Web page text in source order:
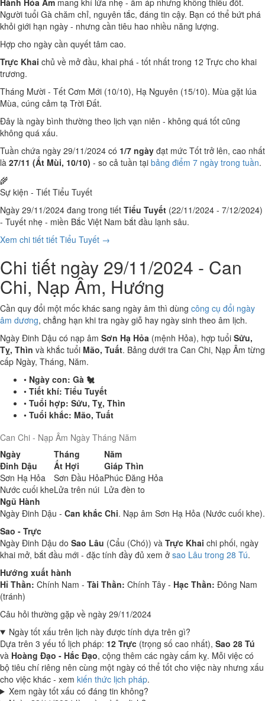
Hành Hỏa Âm mang khí lửa nhẹ - ấm áp nhưng không thiêu đốt.
Người tuổi Gà chăm chỉ, nguyên tắc, đáng tin cậy. Bạn có thể bứt phá
khỏi giới hạn ngày - nhưng cần tiêu hao nhiều năng lượng.
Hợp cho ngày cần quyết tâm cao.
Trực Khai chủ về mở đầu, khai phá - tốt nhất trong 12 Trực cho khai
trương.
Tháng Mười - Tết Cơm Mới (10/10), Hạ Nguyên (15/10). Mùa gặt lúa
Mùa, cúng cảm tạ Trời Đất.
Đây là ngày bình thường theo lịch vạn niên - không quá tốt cũng
không quá xấu.
Tuần chứa ngày 29/11/2024 có 1/7 ngày đạt mức Tốt trở lên, cao nhất
là 27/11 (Ất Mùi, 10/10) - so cả tuần tại bảng điểm 7 ngày trong tuần.
🌾
Sự kiện - Tiết Tiểu Tuyết
Ngày 29/11/2024 đang trong tiết Tiểu Tuyết (22/11/2024 - 7/12/2024)
- Tuyết nhẹ - miền Bắc Việt Nam bắt đầu lạnh sâu.
Xem chi tiết tiết Tiểu Tuyết →
Chi tiết ngày 29/11/2024 - Can
Chi, Nạp Âm, Hướng
Cần quy đổi một mốc khác sang ngày âm thì dùng công cụ đổi ngày
âm dương, chẳng hạn khi tra ngày giỗ hay ngày sinh theo âm lịch.
Ngày Đinh Dậu có nạp âm Sơn Hạ Hỏa (mệnh Hỏa), hợp tuổi Sửu,
Tỵ, Thìn và khắc tuổi Mão, Tuất. Bảng dưới tra Can Chi, Nạp Âm từng
cấp Ngày, Tháng, Năm.
• Ngày con: Gà 🐔
• Tiết khí: Tiểu Tuyết
• Tuổi hợp: Sửu, Tỵ, Thìn
• Tuổi khắc: Mão, Tuất
Can Chi - Nạp Âm Ngày Tháng Năm
Ngày
Tháng
Năm
Đinh Dậu
Ất Hợi
Giáp Thìn
Sơn Hạ Hỏa
Sơn Đầu HỏaPhúc Đăng Hỏa
Nước cuối kheLửa trên núi Lửa đèn to
Ngũ Hành
Ngày Đinh Dậu - Can khắc Chi. Nạp âm Sơn Hạ Hỏa (Nước cuối khe).
Sao - Trực
Ngày Đinh Dậu do Sao Lâu (Cẩu (Chó)) và Trực Khai chi phối, ngày
khai mở, bắt đầu mới - đặc tính đầy đủ xem ở sao Lâu trong 28 Tú.
Hướng xuất hành
Hỉ Thần: Chính Nam - Tài Thần: Chính Tây - Hạc Thần: Đông Nam
(tránh)
Câu hỏi thường gặp về ngày 29/11/2024
Ngày tốt xấu trên lịch này được tính dựa trên gì?
Dựa trên 3 yếu tố lịch pháp: 12 Trực (trọng số cao nhất), Sao 28 Tú
và Hoàng Đạo - Hắc Đạo, cộng thêm các ngày cấm kỵ. Mỗi việc có
bộ tiêu chí riêng nên cùng một ngày có thể tốt cho việc này nhưng xấu
cho việc khác - xem kiến thức lịch pháp.
Xem ngày tốt xấu có đáng tin không?